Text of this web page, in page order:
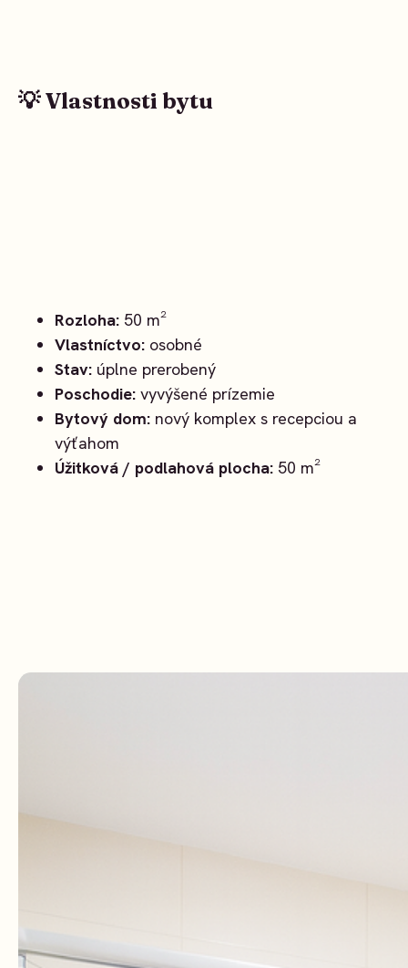
💡 Vlastnosti bytu
Rozloha: 50 m²
Vlastníctvo: osobné
Stav: úplne prerobený
Poschodie: vyvýšené prízemie
Bytový dom: nový komplex s recepciou a
výťahom
Úžitková / podlahová plocha: 50 m²